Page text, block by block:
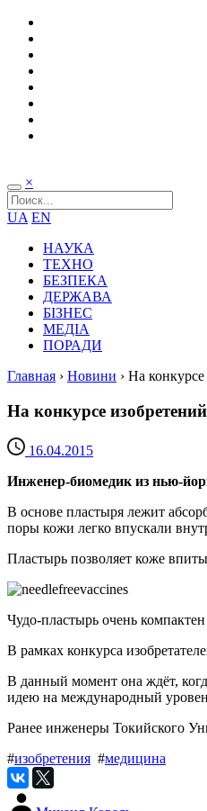
×
UA EN
НАУКА
ТЕХНО
БЕЗПЕКА
ДЕРЖАВА
БІЗНЕС
МЕДІА
ПОРАДИ
Главная › Новини › На
На конкурсе
16.04.2015
Инженер-биомедик из нью-
В основе пластыря лежит
поры кожи легко впускали
Пластырь позволяет коже
Чудо-пластырь очень
В рамках конкурса
В данный момент она ждёт,
идею на международный
Ранее инженеры Токийского
#изобретения #медицина